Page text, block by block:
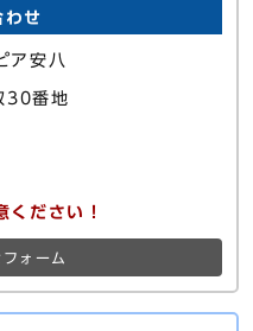
わせ
ア安八
30番地
ください！
ォーム